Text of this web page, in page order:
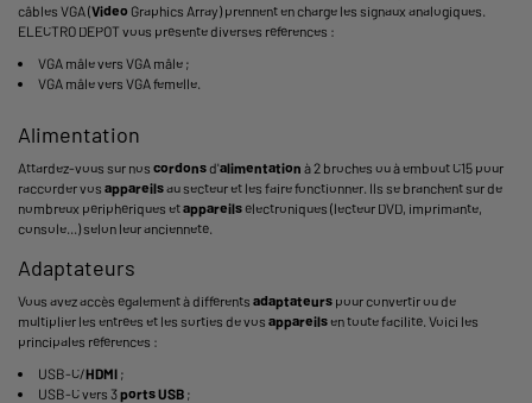
câbles VGA (Video Graphics Array) prennent en charge les signaux analogiques.
ELECTRO DEPOT vous présente diverses références :
VGA mâle vers VGA mâle ;
VGA mâle vers VGA femelle.
Alimentation
Attardez-vous sur nos cordonsd'alimentation à 2 broches ou à embout C15 pour
raccorder vos appareilsau secteur et les faire fonctionner. Ils se branchent sur de
nombreux périphériques etappareilsélectroniques (lecteur DVD, imprimante,
console...) selon leur ancienneté.
Adaptateurs
Vous avez accès également à différents adaptateurs pour convertir ou de
multiplier les entrées et les sorties de vos appareilsen toute facilité. Voici les
principales références :
USB-C/HDMI ;
USB-C vers 3portsUSB ;